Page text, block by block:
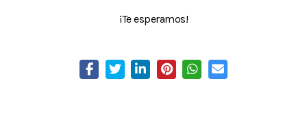
¡Te esperamos!